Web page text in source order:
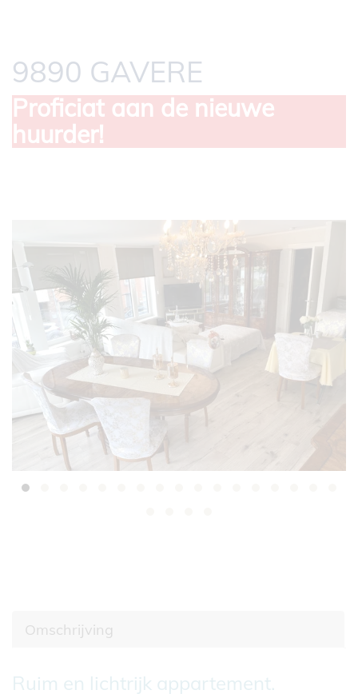
9890 GAVERE
Proficiat aan de nieuwe
huurder!
Omschrijving
Omschrijving
Ruim en lichtrijk appartement.